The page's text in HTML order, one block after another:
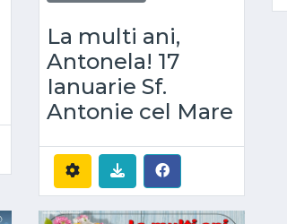
La multi ani,
Antonela! 17
Ianuarie Sf.
Antonie cel Mare